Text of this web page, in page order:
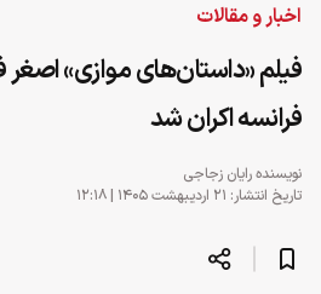
اخبار و مقالات
فیلم «داستان‌های موازی»
فرانسه اکران شد
نویسندهرایان زجاجی
تاریخ انتشار: ۲۱ اردیبهشت ۱۴۰۵ | ۱۲:۱۸